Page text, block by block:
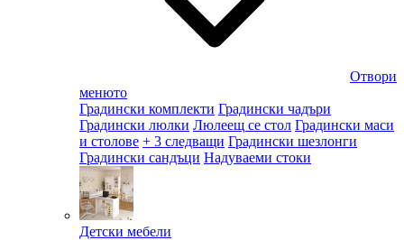
Отвори
менюто
Градински комплекти Градински чадъри
Градински люлки Люлеещ се стол Градински маси
и столове + 3 следващи Градински шезлонги
Градински сандъци Надуваеми стоки
Детски мебели